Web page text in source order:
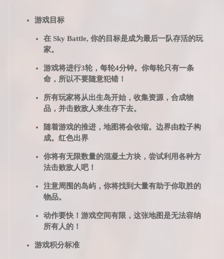
游戏目标
在 Sky Battle, 你的目标是成为最后一队存活的玩
家。
游戏将进行3轮，每轮4分钟。你每轮只有一条
命，所以不要随意犯错！
所有玩家将从出生岛开始，收集资源，合成物
品，并击败敌人来生存下去。
随着游戏的推进，地图将会收缩。边界由粒子构
成。红色出界
你将有无限数量的混凝土方块，尝试利用各种方
法击败敌人吧！
注意周围的岛屿，你将找到大量有助于你取胜的
物品。
动作要快！游戏空间有限，这张地图是无法容纳
所有人的！
游戏积分标准